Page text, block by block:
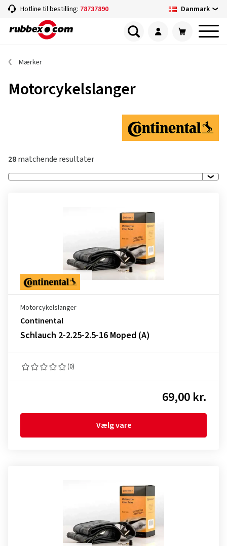
Hotline til bestilling: 78737890 Danmark
Mærker
Motorcykelslanger
28matchende resultater
Motorcykelslanger
Continental
Schlauch 2-2.25-2.5-16 Moped (A)
(0)
69,00 kr.
Vælg vare